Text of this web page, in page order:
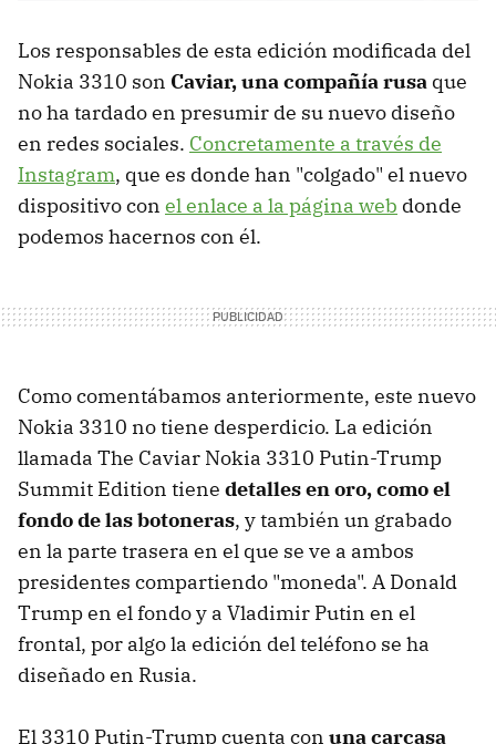
Los responsables de esta edición modificada del
Nokia 3310 son Caviar, una compañía rusa que
no ha tardado en presumir de su nuevo diseño
en redes sociales. Concretamente a través de
Instagram, que es donde han "colgado" el nuevo
dispositivo con el enlace a la página web donde
podemos hacernos con él.
Como comentábamos anteriormente, este nuevo
Nokia 3310 no tiene desperdicio. La edición
llamada The Caviar Nokia 3310 Putin-Trump
Summit Edition tiene detalles en oro, como el
fondo de las botoneras, y también un grabado
en la parte trasera en el que se ve a ambos
presidentes compartiendo "moneda". A Donald
Trump en el fondo y a Vladimir Putin en el
frontal, por algo la edición del teléfono se ha
diseñado en Rusia.
El 3310 Putin-Trump cuenta con una carcasa